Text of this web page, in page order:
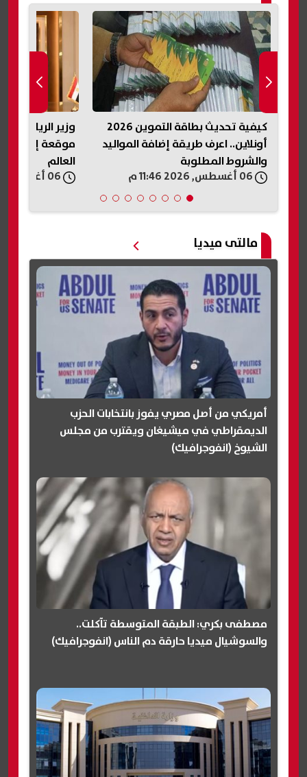
كيفية تحديث بطاقة التموين 2026
أونلاين.. اعرف طريقة إضافة المواليد
والشروط المطلوبة
وزير الرياضة
موقعة
العالم
مالتى ميديا
أمريكي من أصل مصري يفوز بانتخابات الحزب
الديمقراطي في ميشيغان ويقترب من مجلس
الشيوخ (انفوجرافيك)
مصطفى بكري: الطبقة المتوسطة تآكلت..
والسوشيال ميديا حارقة دم الناس (انفوجرافيك)